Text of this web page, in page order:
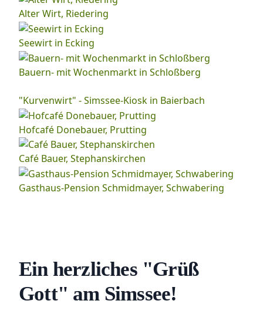
Alter Wirt, Riedering
Seewirt in Ecking
Bauern- mit Wochenmarkt in Schloßberg
"Kurvenwirt" - Simssee-Kiosk in Baierbach
Hofcafé Donebauer, Prutting
Café Bauer, Stephanskirchen
Gasthaus-Pension Schmidmayer, Schwabering
Ein herzliches "Grüß
Gott" am Simssee!